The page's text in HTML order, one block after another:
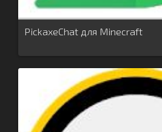
PickaxeChat для Minecraft